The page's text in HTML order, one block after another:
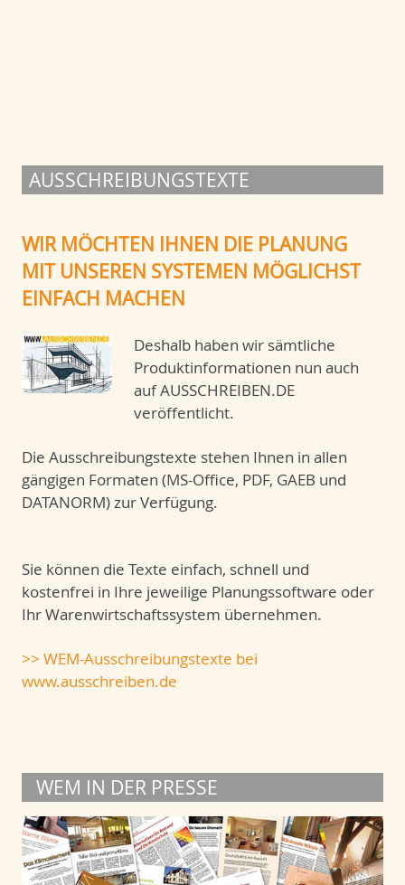
AUSSCHREIBUNGSTEXTE
WIR MÖCHTEN IHNEN DIE PLANUNG
MIT UNSEREN SYSTEMEN MÖGLICHST
EINFACH MACHEN
Deshalb haben wir sämtliche
Produktinformationen nun auch
auf AUSSCHREIBEN.DE
veröffentlicht.
Die Ausschreibungstexte stehen Ihnen in allen
gängigen Formaten (MS-Office, PDF, GAEB und
DATANORM) zur Verfügung.
Sie können die Texte einfach, schnell und
kostenfrei in Ihre jeweilige Planungssoftware oder
Ihr Warenwirtschaftssystem übernehmen.
>> WEM-Ausschreibungstexte bei
www.ausschreiben.de
WEM IN DER PRESSE